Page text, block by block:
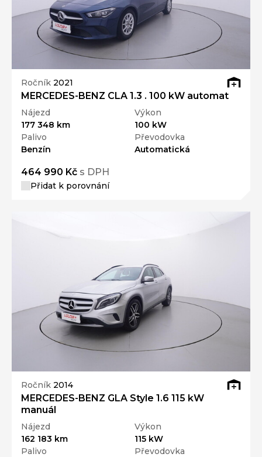
Ročník 2021
MERCEDES-BENZ CLA 1.3 . 100 kW automat
Nájezd
177 348 km
Výkon
100 kW
Palivo
Benzín
Převodovka
Automatická
464 990 Kč s DPH
Přidat k porovnání
Ročník 2014
MERCEDES-BENZ GLA Style 1.6 115 kW
manuál
Nájezd
162 183 km
Výkon
115 kW
Palivo
Převodovka